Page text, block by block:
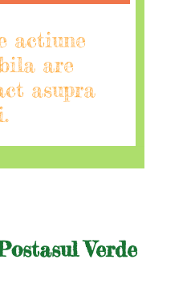
actiune
are
asupra
Verde